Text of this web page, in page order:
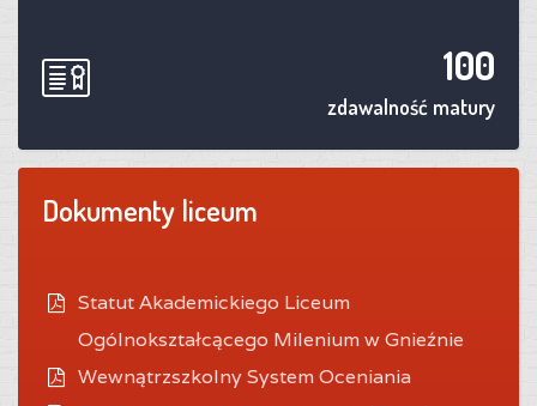
100
zdawalność matury
Dokumenty liceum
Statut Akademickiego Liceum
Ogólnokształcącego Milenium w Gnieźnie
Wewnątrzszkolny System Oceniania